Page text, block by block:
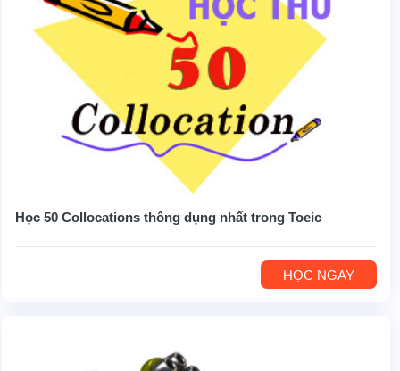
Học 50 Collocations thông dụng nhất trong Toeic
HỌC NGAY